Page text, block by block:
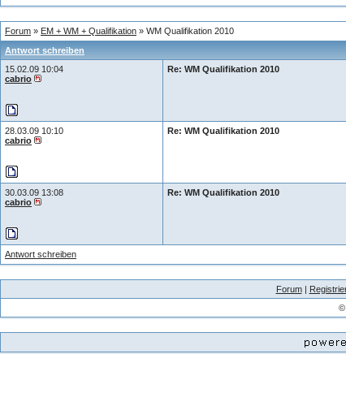
Forum » EM + WM + Qualifikation » WM Qualifikation 2010
Antwort schreiben
15.02.09 10:04
cabrio
Re: WM Qualifikation 2010
28.03.09 10:10
cabrio
Re: WM Qualifikation 2010
30.03.09 13:08
cabrio
Re: WM Qualifikation 2010
Antwort schreiben
Forum|
©